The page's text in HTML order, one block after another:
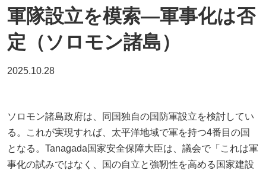
軍隊設立を模索―軍事化は否
定（ソロモン諸島）
2025.10.28
ソロモン諸島政府は、同国独自の国防軍設立を検討してい
る。これが実現すれば、太平洋地域で軍を持つ4番目の国
となる。Tanagada国家安全保障大臣は、議会で「これは軍
事化の試みではなく、国の自立と強靭性を高める国家建設